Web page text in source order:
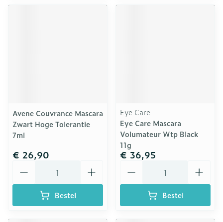
Avene Couvrance Mascara
Zwart Hoge Tolerantie
7ml
€ 26,90
Bestel
Eye Care
Eye Care Mascara
Volumateur Wtp Black
11g
€ 36,95
Bestel